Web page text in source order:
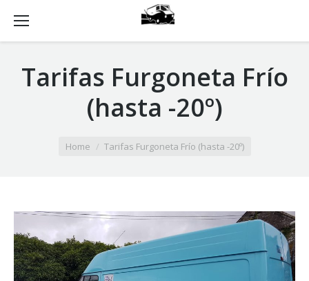
Tarifas Furgoneta Frío
(hasta -20º)
Home Tarifas Furgoneta Frío (hasta -20º)